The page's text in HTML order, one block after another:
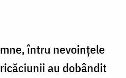
întru nevoinţele
au dobândit